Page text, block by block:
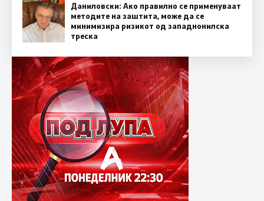
Даниловски: Ако правилно се применуваат
методите на заштита, може да се
минимизира ризикот од западнонилска
треска